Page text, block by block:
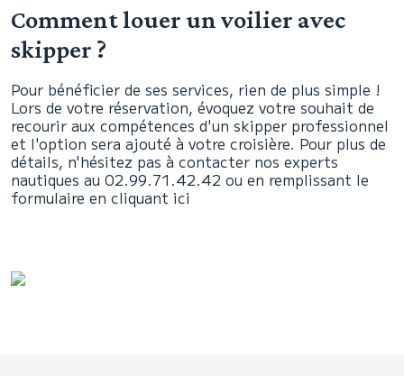
Comment louer un voilier avec
skipper ?
Pour bénéficier de ses services, rien de plus simple !
Lors de votre réservation, évoquez votre souhait de
recourir aux compétences d'un skipper professionnel
et l'option sera ajouté à votre croisière. Pour plus de
détails, n'hésitez pas à contacter nos experts
nautiques au 02.99.71.42.42 ou en remplissant le
formulaire en cliquant ici